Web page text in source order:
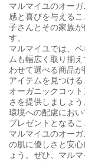
マルマイユのオー
感と喜びを与える
子さんとその家族
す。
マルマイユでは、
ムも幅広く取り揃
わせて選べる商品
アイテムを見つける
オーガニックコッ
さを提供しましょ
環境への配慮にお
プレゼントとなるこ
マルマイユのオー
の肌に優しさと安
ょう。ぜひ、マル